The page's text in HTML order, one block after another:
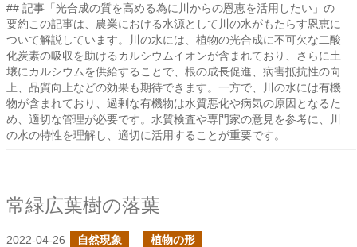
## 記事「光合成の質を高める為に川からの恩恵を活用したい」の
要約この記事は、農業における水源として川の水がもたらす恩恵に
ついて解説しています。川の水には、植物の光合成に不可欠な二酸
化炭素の吸収を助けるカルシウムイオンが含まれており、さらに土
壌にカルシウムを供給することで、根の成長促進、病害抵抗性の向
上、品質向上などの効果も期待できます。一方で、川の水には有機
物が含まれており、過剰な有機物は水質悪化や病気の原因となるた
め、適切な管理が必要です。水質検査や専門家の意見を参考に、川
の水の特性を理解し、適切に活用することが重要です。
常緑広葉樹の落葉
2022-04-26 自然現象 植物の形